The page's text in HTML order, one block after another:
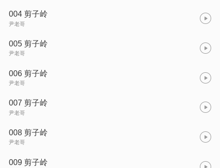
004 剪子岭
尹老哥
005 剪子岭
尹老哥
006 剪子岭
尹老哥
007 剪子岭
尹老哥
008 剪子岭
尹老哥
009 剪子岭